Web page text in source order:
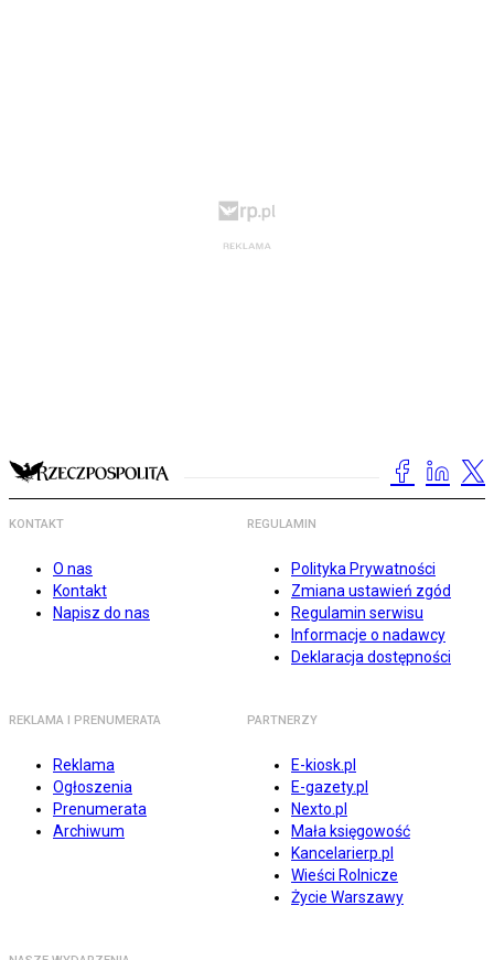
KONTAKT
O nas
Kontakt
Napisz do nas
REGULAMIN
Polityka Prywatności
Zmiana ustawień zgód
Regulamin serwisu
Informacje o nadawcy
Deklaracja dostępności
REKLAMA I PRENUMERATA
Reklama
Ogłoszenia
Prenumerata
Archiwum
PARTNERZY
E-kiosk.pl
E-gazety.pl
Nexto.pl
Mała księgowość
Kancelarierp.pl
Wieści Rolnicze
Życie Warszawy